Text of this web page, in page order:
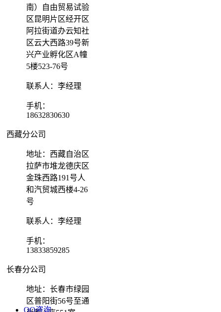
南）自由贸易试验
区昆明片区经开区
阿拉街道办云知社
区云大西路39号新
兴产业孵化区A幢
5楼523-76号
联系人：李经理
手机：
18632830630
西藏分公司
地址：西藏自治区
拉萨市堆龙德庆区
金珠西路191号人
和汽贸城西楼4-26
号
联系人：李经理
手机：
13833859285
长春分公司
地址：长春市绿园
区普阳街56号至通
QQ咨询